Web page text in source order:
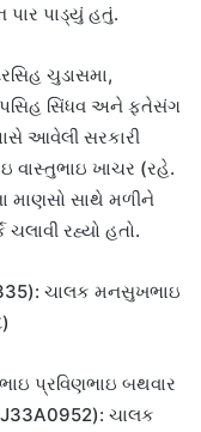
પાડ્યું હતું.
ચુડાસમા,
સિંધવ અને ફતેસંગ
આવેલી સરકારી
વાસ્તુભાઇ ખાચર (રહે.
માણસો સાથે મળીને
રહ્યો હતો.
ચાલક મનસુખભાઇ
પ્રવિણભાઇ બથવાર
ચાલક